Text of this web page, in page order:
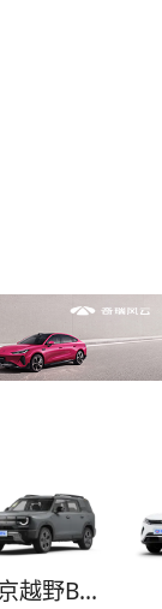
北京越野BJ30